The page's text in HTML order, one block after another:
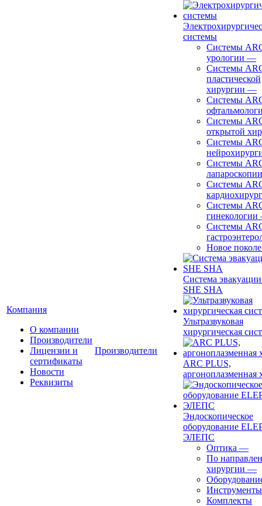
Компания
О компании
Производители
Лицензии и
сертификаты
Новости
Реквизиты
Производители
системы
Системы
урологии —
Системы
пластической
хирургии —
Системы
Системы
открытой
Системы
Системы
лапароскопии
Системы
Системы
гинекологии
Системы
Новое
Система
SHE SHA
Ультразвуковая
хирургическая
ARC PLUS,
аргоноплазменная
Эндоскопическое
оборудование
ЭЛЕПС
Оптика —
По
хирургии —
Инструменты
Комплекты